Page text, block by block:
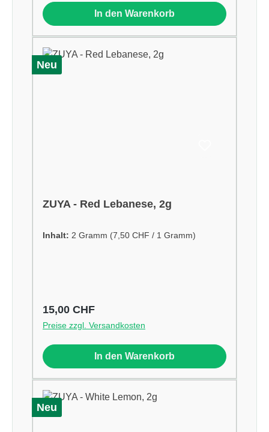
In den Warenkorb
Neu
ZUYA - Red Lebanese, 2g
Inhalt: 2 Gramm (7,50 CHF / 1 Gramm)
Regulärer Preis:
15,00 CHF
Preise zzgl. Versandkosten
In den Warenkorb
Neu